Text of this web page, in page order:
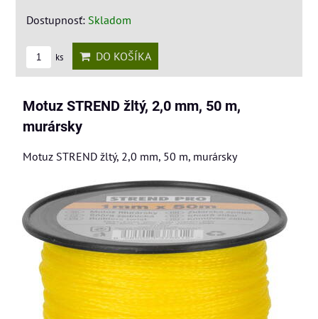
Dostupnosť: Skladom
ks DO KOŠÍKA
Motuz STREND žltý, 2,0 mm, 50 m,
murársky
Motuz STREND žltý, 2,0 mm, 50 m, murársky